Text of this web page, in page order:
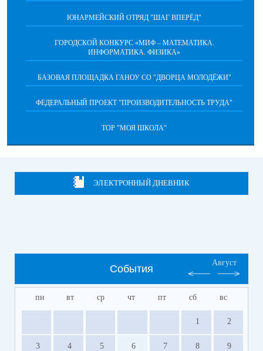
ЮНАРМЕЙСКИЙ ОТРЯД "ШАГ ВПЕРËД"
ГОРОДСКОЙ КОНКУРС «МИФ – МАТЕМАТИКА.
ИНФОРМАТИКА. ФИЗИКА»
БАЗОВАЯ ПЛОЩАДКА ГАНОУ СО "ДВОРЦА МОЛОДЁЖИ"
ФЕДЕРАЛЬНЫЙ ПРОЕКТ "ПРОИЗВОДИТЕЛЬНОСТЬ ТРУДА"
ТОР "МОЯ ШКОЛА"
ЭЛЕКТРОННЫЙ ДНЕВНИК
События
Август
пн вт ср чт пт сб вс
1 2
3 4 5 6 7 8 9